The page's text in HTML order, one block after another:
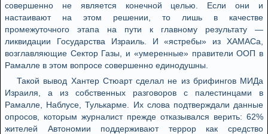
совершенно не является конечной целью. Если они и
настаивают на этом решении, то лишь в качестве
промежуточного этапа на пути к главному результату —
ликвидации Государства Израиль. И «ястребы» из ХАМАСа,
возглавляющие Сектор Газы, и «умеренные» правители ООП в
Рамалле в этом вопросе совершенно единодушны.
Такой вывод Хантер Стюарт сделал не из брифингов МИДа
Израиля, а из собственных разговоров с палестинцами в
Рамалле, Наблусе, Тулькарме. Их слова подтверждали данные
опросов, которым журналист прежде отказывался верить: 62%
жителей Автономии поддерживают террор как средство